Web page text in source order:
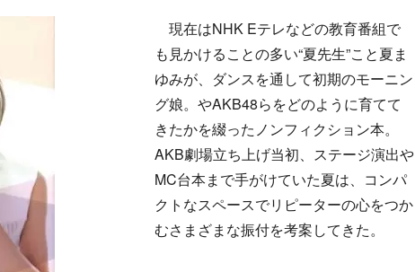
現在はNHK Eテレなどの教育番組で
も見かけることの多い“夏先生”こと夏ま
ゆみが、ダンスを通して初期のモーニン
グ娘。やAKB48らをどのように育てて
きたかを綴ったノンフィクション本。
AKB劇場立ち上げ当初、ステージ演出や
MC台本まで手がけていた夏は、コンパ
クトなスペースでリピーターの心をつか
むさまざまな振付を考案してきた。